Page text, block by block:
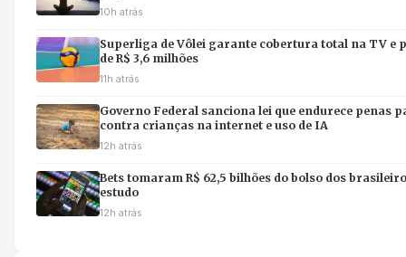
10h atrás
Superliga de Vôlei garante cobertura total na TV e
de R$ 3,6 milhões
11h atrás
Governo Federal sanciona lei que endurece penas
contra crianças na internet e uso de IA
12h atrás
Bets tomaram R$ 62,5 bilhões do bolso dos
estudo
12h atrás